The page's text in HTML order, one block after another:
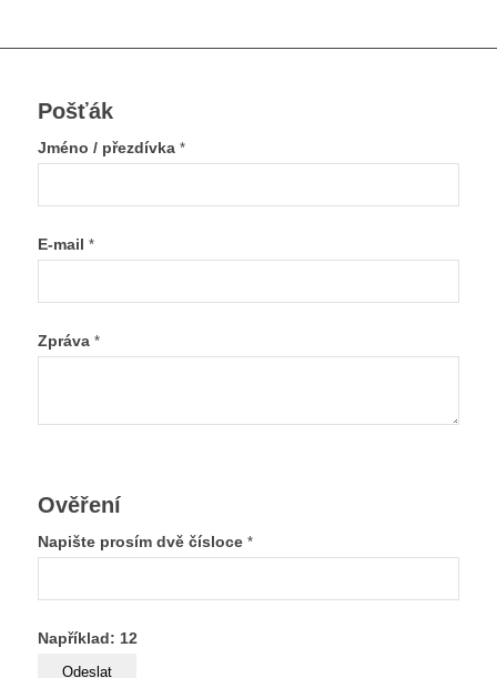
Pošťák
Jméno / přezdívka *
E-mail *
Zpráva *
Ověření
Napište prosím dvě čísloce *
Například: 12